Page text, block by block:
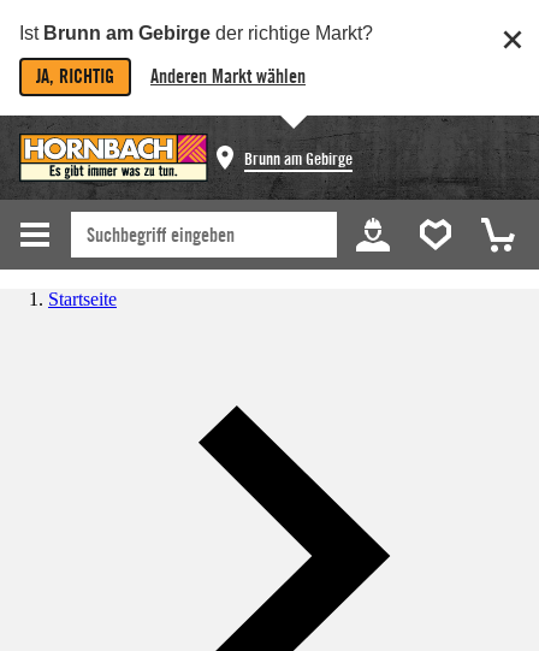
Ist Brunn am Gebirge der richtige Markt?
JA, RICHTIG Anderen Markt wählen
Brunn am Gebirge
Startseite